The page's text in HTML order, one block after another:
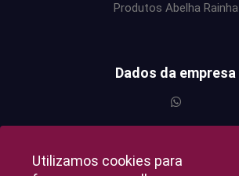
Utilizamos cookies para
Produtos Abelha Rainha
Dados da empresa